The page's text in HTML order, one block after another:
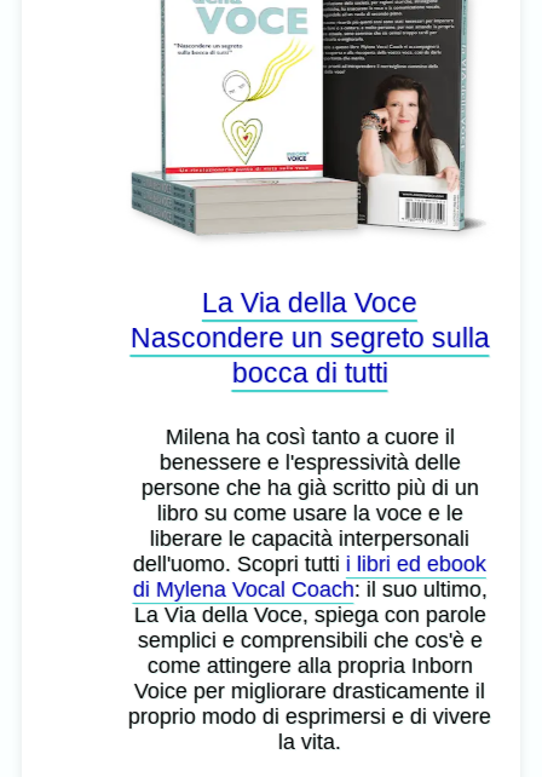
La Via della Voce
Nascondere un segreto sulla
bocca di tutti
Milena ha così tanto a cuore il
benessere e l'espressività delle
persone che ha già scritto più di un
libro su come usare la voce e le
liberare le capacità interpersonali
dell'uomo. Scopri tuttii libri ed ebook
di Mylena Vocal Coach: il suo ultimo,
La Via della Voce, spiega con parole
semplici e comprensibili che cos'è e
come attingere alla propria Inborn
Voice per migliorare drasticamente il
proprio modo di esprimersi e di vivere
la vita.